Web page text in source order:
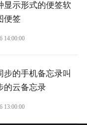
显示形式的便签软
便签
14:00:00
步的手机备忘录叫
的云备忘录
13:00:00